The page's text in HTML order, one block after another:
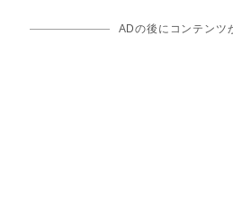
ADの後にコンテンツ